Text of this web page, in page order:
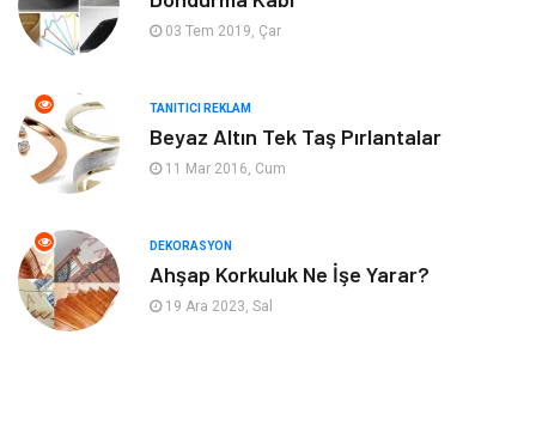
Hediyelik Eşya
Mobilya
Nakliyat Telekomünikasyon
Maden ve Metal
Plastik
03 Tem 2019, Çar
TANITICI REKLAM
Beyaz Altın Tek Taş Pırlantalar
11 Mar 2016, Cum
DEKORASYON
Ahşap Korkuluk Ne İşe Yarar?
19 Ara 2023, Sal